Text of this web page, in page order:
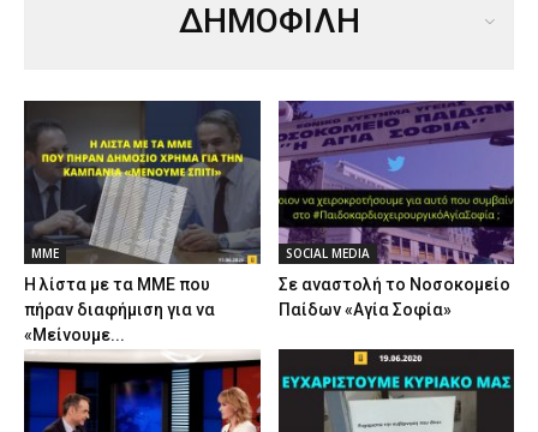
ΔΗΜΟΦΙΛΗ
ΜΜΕ
Η λίστα με τα ΜΜΕ που
πήραν διαφήμιση για να
«Μείνουμε...
SOCIAL MEDIA
Σε αναστολή το Νοσοκομείο
Παίδων «Αγία Σοφία»